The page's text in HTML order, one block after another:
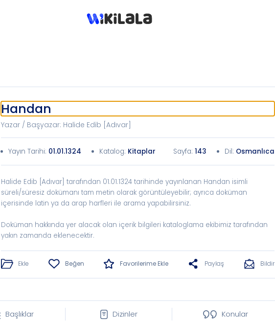
Handan
Yazar / Başyazar: Halide Edib [Adıvar]
Yayın Tarihi: 01.01.1324 Katalog: Kitaplar Sayfa:143 Dil: Osmanlıca
Halide Edib [Adıvar] tarafından 01.01.1324 tarihinde yayınlanan Handan isimli
süreli/süresiz dokümanı tam metin olarak görüntüleyebilir; ayrıca doküman
içerisinde latin ya da arap harfleri ile arama yapabilirsiniz.
Doküman hakkında yer alacak olan içerik bilgileri kataloglama ekibimiz tarafından
yakın zamanda eklenecektir.
Ekle Beğen Favorilerime Ekle Paylaş Bildir
Başlıklar Dizinler Konular